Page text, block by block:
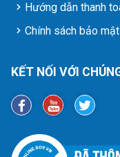
Hướng dẫn thanh
Chính sách bảo
KẾT NỐI VỚI